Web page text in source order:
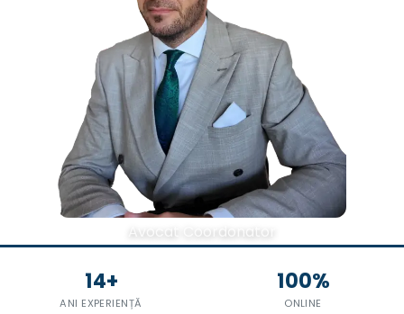
Avocat Coordonator
14+
ANI EXPERIENȚĂ
100%
ONLINE